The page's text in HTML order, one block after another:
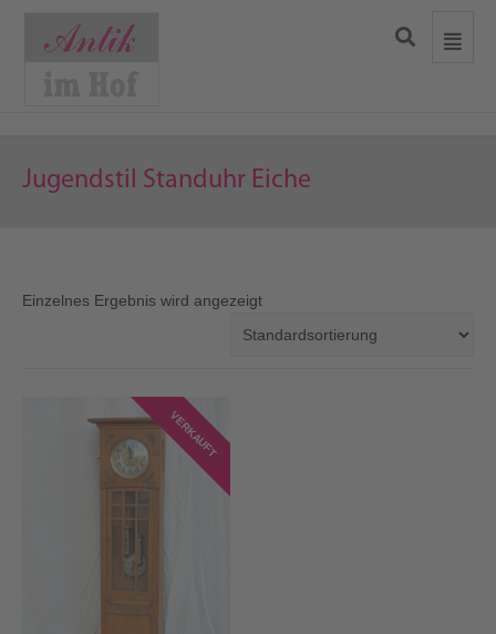
Jugendstil Standuhr Eiche
Einzelnes Ergebnis wird angezeigt
VERKAUFT